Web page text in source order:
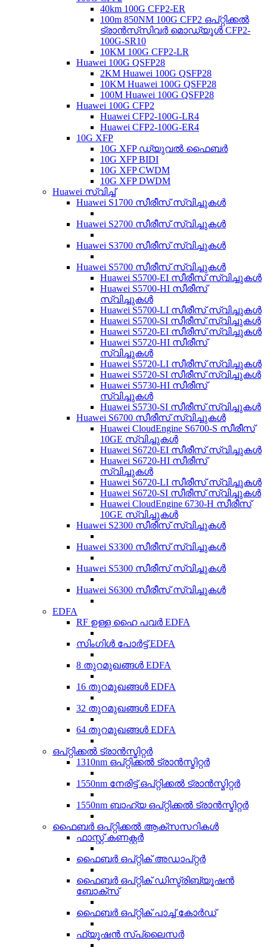
40km 100G CFP2-ER
100m 850NM 100G CFP2 ഒപ്റ്റിക്കൽ
ട്രാൻസ്‌സിവർ മൊഡ്യൂൾ CFP2-
100G-SR10
10KM 100G CFP2-LR
Huawei 100G QSFP28
2KM Huawei 100G QSFP28
10KM Huawei 100G QSFP28
100M Huawei 100G QSFP28
Huawei 100G CFP2
Huawei CFP2-100G-LR4
Huawei CFP2-100G-ER4
10G XFP
10G XFP ഡ്യുവൽ ഫൈബർ
10G XFP BIDI
10G XFP CWDM
10G XFP DWDM
Huawei സ്വിച്ച്
Huawei S1700 സീരീസ് സ്വിച്ചുകൾ
Huawei S2700 സീരീസ് സ്വിച്ചുകൾ
Huawei S3700 സീരീസ് സ്വിച്ചുകൾ
Huawei S5700 സീരീസ് സ്വിച്ചുകൾ
Huawei S5700-EI സീരീസ് സ്വിച്ചുകൾ
Huawei S5700-HI സീരീസ്
സ്വിച്ചുകൾ
Huawei S5700-LI സീരീസ് സ്വിച്ചുകൾ
Huawei S5700-SI സീരീസ് സ്വിച്ചുകൾ
Huawei S5720-EI സീരീസ് സ്വിച്ചുകൾ
Huawei S5720-HI സീരീസ്
സ്വിച്ചുകൾ
Huawei S5720-LI സീരീസ് സ്വിച്ചുകൾ
Huawei S5720-SI സീരീസ് സ്വിച്ചുകൾ
Huawei S5730-HI സീരീസ്
സ്വിച്ചുകൾ
Huawei S5730-SI സീരീസ് സ്വിച്ചുകൾ
Huawei S6700 സീരീസ് സ്വിച്ചുകൾ
Huawei CloudEngine S6700-S സീരീസ്
10GE സ്വിച്ചുകൾ
Huawei S6720-EI സീരീസ് സ്വിച്ചുകൾ
Huawei S6720-HI സീരീസ്
സ്വിച്ചുകൾ
Huawei S6720-LI സീരീസ് സ്വിച്ചുകൾ
Huawei S6720-SI സീരീസ് സ്വിച്ചുകൾ
Huawei CloudEngine 6730-H സീരീസ്
10GE സ്വിച്ചുകൾ
Huawei S2300 സീരീസ് സ്വിച്ചുകൾ
Huawei S3300 സീരീസ് സ്വിച്ചുകൾ
Huawei S5300 സീരീസ് സ്വിച്ചുകൾ
Huawei S6300 സീരീസ് സ്വിച്ചുകൾ
EDFA
RF ഉള്ള ഹൈ പവർ EDFA
സിംഗിൾ പോർട്ട് EDFA
8 തുറമുഖങ്ങൾ EDFA
16 തുറമുഖങ്ങൾ EDFA
32 തുറമുഖങ്ങൾ EDFA
64 തുറമുഖങ്ങൾ EDFA
ഒപ്റ്റിക്കൽ ട്രാൻസ്മിറ്റർ
1310nm ഒപ്റ്റിക്കൽ ട്രാൻസ്മിറ്റർ
1550nm നേരിട്ട് ഒപ്റ്റിക്കൽ ട്രാൻസ്മിറ്റർ
1550nm ബാഹ്യ ഒപ്റ്റിക്കൽ ട്രാൻസ്മിറ്റർ
ഫൈബർ ഒപ്റ്റിക്കൽ ആക്സസറികൾ
ഫാസ്റ്റ് കണക്റ്റർ
ഫൈബർ ഒപ്റ്റിക് അഡാപ്റ്റർ
ഫൈബർ ഒപ്റ്റിക് ഡിസ്ട്രിബ്യൂഷൻ
ബോക്സ്
ഫൈബർ ഒപ്റ്റിക് പാച്ച് കോർഡ്
ഫ്യൂഷൻ സ്പ്ലൈസർ